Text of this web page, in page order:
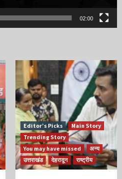
02:00
Editor’s Picks
Main Story
Trending Story
You may have missed
अन्य
उत्तराखंड
देहरादून राष्ट्रीय